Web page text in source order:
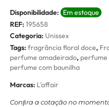
Disponibilidade: Em estoque
REF: 195658
Categoria: Unissex
Tags: fragrância floral doce,
perfume amadeirado, perfume
perfume com baunilha
Marcas: L'affair
Conﬁra a cotação no